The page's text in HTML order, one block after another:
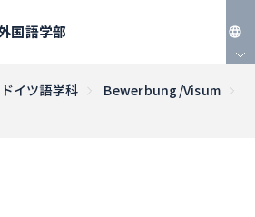
国語学部
ドイツ語学科
Bewerbung/Visum